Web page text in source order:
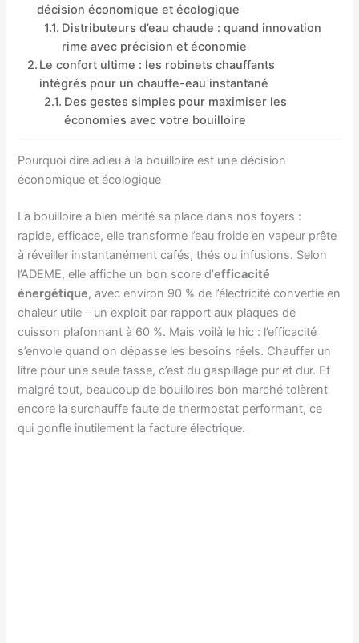
décision économique et écologique
Distributeurs d’eau chaude : quand innovation
rime avec précision et économie
Le confort ultime : les robinets chauffants
intégrés pour un chauffe-eau instantané
Des gestes simples pour maximiser les
économies avec votre bouilloire
Pourquoi dire adieu à la bouilloire est une décision
économique et écologique
La bouilloire a bien mérité sa place dans nos foyers :
rapide, efficace, elle transforme l’eau froide en vapeur prête
à réveiller instantanément cafés, thés ou infusions. Selon
l’ADEME, elle affiche un bon score d’efficacité
énergétique, avec environ 90 % de l’électricité convertie en
chaleur utile – un exploit par rapport aux plaques de
cuisson plafonnant à 60 %. Mais voilà le hic : l’efficacité
s’envole quand on dépasse les besoins réels. Chauffer un
litre pour une seule tasse, c’est du gaspillage pur et dur. Et
malgré tout, beaucoup de bouilloires bon marché tolèrent
encore la surchauffe faute de thermostat performant, ce
qui gonfle inutilement la facture électrique.